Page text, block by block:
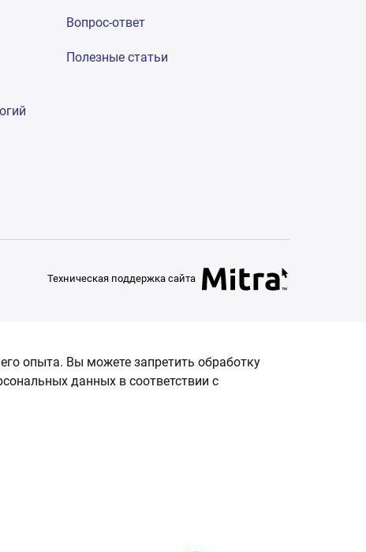
Вопрос-ответ
Полезные статьи
Техническая поддержка сайта
опыта. Вы можете запретить обработку
данных в соответствии с